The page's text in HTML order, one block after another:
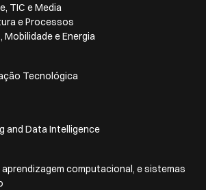
TIC e Media
e Processos
e Energia
Tecnológica
and Data Intelligence
computacional, e sistemas